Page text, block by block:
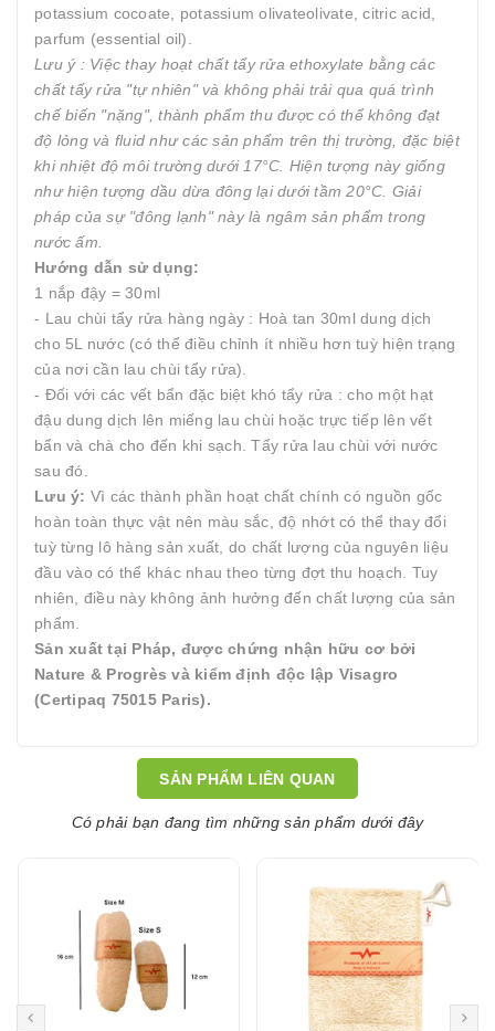
potassium cocoate, potassium olivateolivate, citric acid,
parfum (essential oil).
Lưu ý : Việc thay hoạt chất tẩy rửa ethoxylate bằng các
chất tẩy rửa "tự nhiên" và không phải trải qua quá trình
chế biến "nặng", thành phẩm thu được có thể không đạt
độ lỏng và fluid như các sản phẩm trên thị trường, đặc biệt
khi nhiệt độ môi trường dưới 17°C. Hiện tượng này giống
như hiện tượng dầu dừa đông lại dưới tầm 20°C. Giải
pháp của sự "đông lạnh" này là ngâm sản phẩm trong
nước ấm.
Hướng dẫn sử dụng:
1 nắp đậy = 30ml
- Lau chùi tẩy rửa hàng ngày : Hoà tan 30ml dung dịch
cho 5L nước (có thể điều chỉnh ít nhiều hơn tuỳ hiện trạng
của nơi cần lau chùi tẩy rửa).
- Đối với các vết bẩn đặc biệt khó tẩy rửa : cho một hạt
đậu dung dịch lên miếng lau chùi hoặc trực tiếp lên vết
bẩn và chà cho đến khi sạch. Tẩy rửa lau chùi với nước
sau đó.
Lưu ý: Vì các thành phần hoạt chất chính có nguồn gốc
hoàn toàn thực vật nên màu sắc, độ nhớt có thể thay đổi
tuỳ từng lô hàng sản xuất, do chất lượng của nguyên liệu
đầu vào có thể khác nhau theo từng đợt thu hoạch. Tuy
nhiên, điều này không ảnh hưởng đến chất lượng của sản
phẩm.
Sản xuất tại Pháp, được chứng nhận hữu cơ bởi
Nature & Progrès và kiểm định độc lập Visagro
(Certipaq 75015 Paris).
SẢN PHẨM LIÊN QUAN
Có phải bạn đang tìm những sản phẩm dưới đây